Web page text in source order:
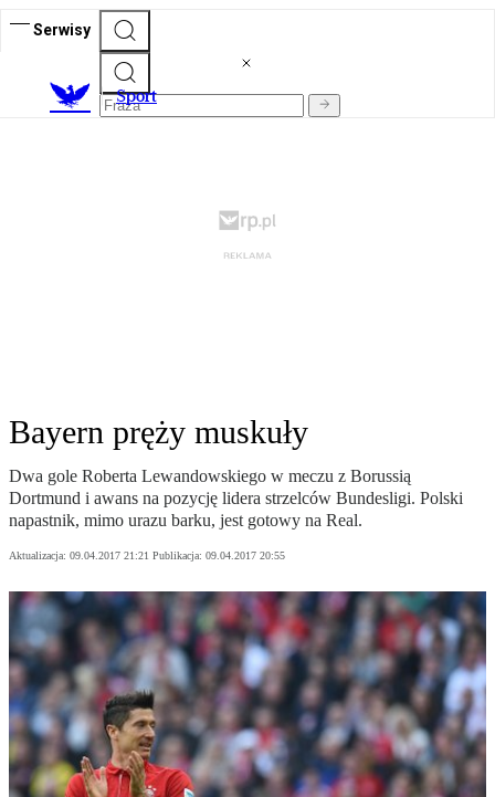
Serwisy
Sport
Bayern pręży muskuły
Dwa gole Roberta Lewandowskiego w meczu z Borussią
Dortmund i awans na pozycję lidera strzelców Bundesligi. Polski
napastnik, mimo urazu barku, jest gotowy na Real.
Aktualizacja: 09.04.2017 21:21 Publikacja: 09.04.2017 20:55